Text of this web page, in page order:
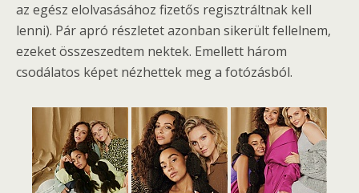
az egész elolvasásához fizetős regisztráltnak kell
lenni). Pár apró részletet azonban sikerült fellelnem,
ezeket összeszedtem nektek. Emellett három
csodálatos képet nézhettek meg a fotózásból.